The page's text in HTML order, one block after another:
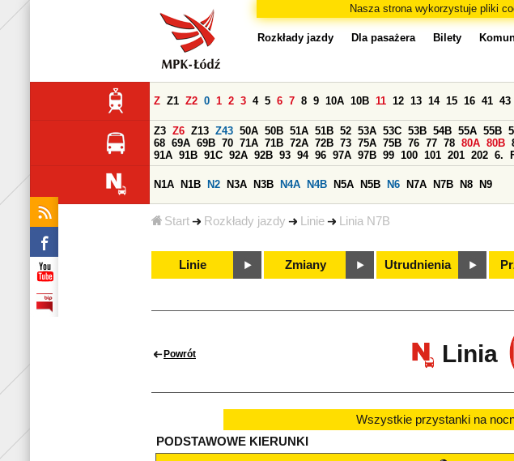
Nasza strona wykorzystuje pliki
Start Rozkłady jazdy Linie Linia N7B
Rozkłady jazdy Dla pasażera Bilety
Z Z1 Z2 0 1 2 3 4 5 6 7 8 9 10A 10B 11 12 13 14 15 16 41 43
Z3 Z6 Z13 Z43 50A 50B 51A 51B 52 53A 53C 53B 54B 55A 55B
68 69A 69B 70 71A 71B 72A 72B 73 75A 75B 76 77 78 80A 80B
91A 91B 91C 92A 92B 93 94 96 97A 97B 99 100 101 201 202 6.
N1A N1B N2 N3A N3B N4A N4B N5A N5B N6 N7A N7B N8 N9
Linie Zmiany Utrudnienia
Powrót Linia
Wszystkie przystanki na
PODSTAWOWE KIERUNKI